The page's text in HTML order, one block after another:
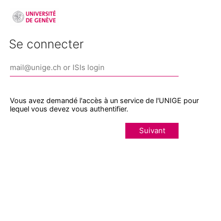
Se connecter
Vous avez demandé l'accès à un service de l'UNIGE pour
lequel vous devez vous authentifier.
Suivant